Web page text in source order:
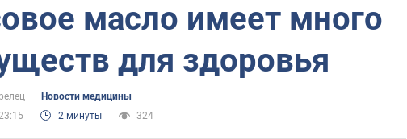
масло имеет много
для здоровья
Новости медицины
2 минуты 324